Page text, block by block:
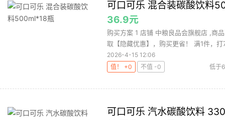
可口可乐 混合装碳酸饮料
36.9元
购买方案 1 店铺 中粮良品会旗舰店 ,商
取【隐藏优惠】，购买更省！ 满1件，打
2026-4-15 12:06
值！ +0
不值 -0 低于
可口可乐 汽水碳酸饮料